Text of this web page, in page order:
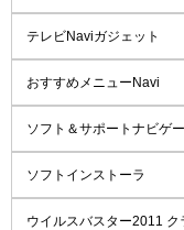
テレビNaviガジェット
おすすめメニューNavi
ソフト＆サポートナビゲ
ソフトインストーラ
ウイルスバスター2011